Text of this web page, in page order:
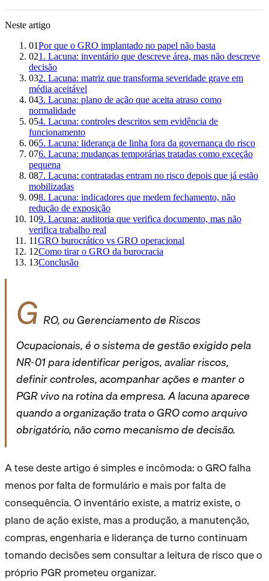
Neste artigo
01Por que o GRO implantado no papel não basta
021. Lacuna: inventário que descreve área, mas não descreve
decisão
032. Lacuna: matriz que transforma severidade grave em
média aceitável
043. Lacuna: plano de ação que aceita atraso como
normalidade
054. Lacuna: controles descritos sem evidência de
funcionamento
065. Lacuna: liderança de linha fora da governança do risco
076. Lacuna: mudanças temporárias tratadas como exceção
pequena
087. Lacuna: contratadas entram no risco depois que já estão
mobilizadas
098. Lacuna: indicadores que medem fechamento, não
redução de exposição
109. Lacuna: auditoria que verifica documento, mas não
verifica trabalho real
11GRO burocrático vs GRO operacional
12Como tirar o GRO da burocracia
13Conclusão
G RO, ou Gerenciamento de Riscos
Ocupacionais, é o sistema de gestão exigido pela
NR-01 para identificar perigos, avaliar riscos,
definir controles, acompanhar ações e manter o
PGR vivo na rotina da empresa. A lacuna aparece
quando a organização trata o GRO como arquivo
obrigatório, não como mecanismo de decisão.
A tese deste artigo é simples e incômoda: o GRO falha
menos por falta de formulário e mais por falta de
consequência. O inventário existe, a matriz existe, o
plano de ação existe, mas a produção, a manutenção,
compras, engenharia e liderança de turno continuam
tomando decisões sem consultar a leitura de risco que o
próprio PGR prometeu organizar.